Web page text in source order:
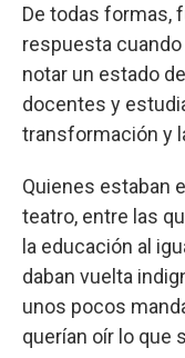
De todas formas,
respuesta
notar un estado
docentes y
transformación y
Quienes estaban
teatro, entre las
la educación al
daban vuelta
unos pocos
querían oír lo que